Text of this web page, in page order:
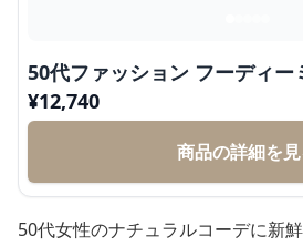
50代ファッション フーディー
¥12,740
商品の詳細を
50代女性のナチュラルコーデに新